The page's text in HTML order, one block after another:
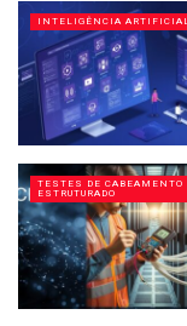
INTELIGÊNCIA ARTIFICIAL
TESTES DE CABEAMENTO
ESTRUTURADO